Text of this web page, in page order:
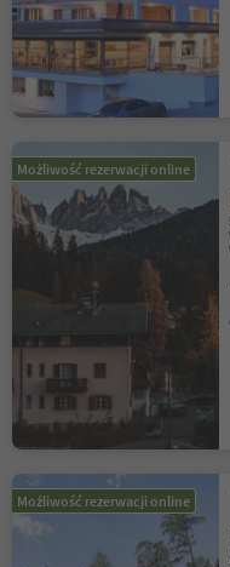
Możliwość rezerwacji online
Możliwość rezerwacji online